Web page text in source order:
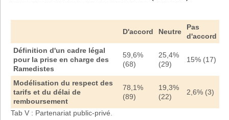
D'accord Neutre
Pas
d'accord
Définition d'un cadre légal
pour la prise en charge des
Ramedistes
59,6%
(68)
25,4%
(29)
15% (17)
Modélisation du respect des
tarifs et du délai de
remboursement
78,1%
(89)
19,3%
(22)
2,6% (3)
Tab V : Partenariat public-privé.